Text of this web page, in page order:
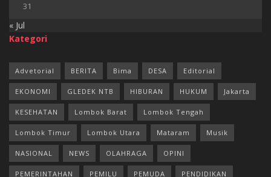
31
« Jul
Kategori
Advetorial BERITA Bima DESA Editorial
EKONOMI GLEDEK NTB HIBURAN HUKUM Jakarta
KESEHATAN Lombok Barat Lombok Tengah
Lombok Timur Lombok Utara Mataram Musik
NASIONAL NEWS OLAHRAGA OPINI
PEMERINTAHAN PEMILU PEMUDA PENDIDIKAN